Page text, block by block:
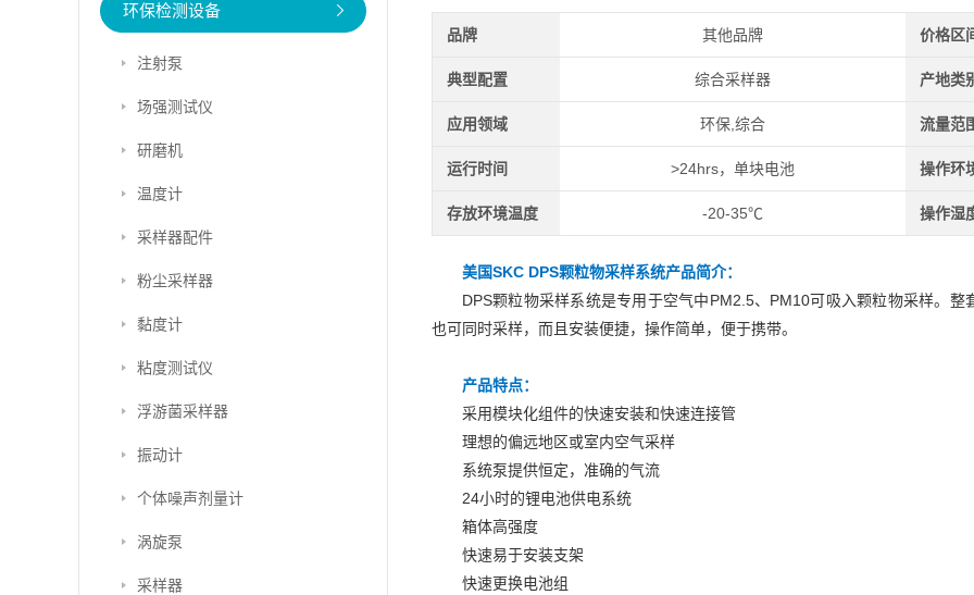
环保检测设备
注射泵
场强测试仪
研磨机
温度计
采样器配件
粉尘采样器
黏度计
粘度测试仪
浮游菌采样器
振动计
个体噪声剂量计
涡旋泵
采样器
品牌 其他品牌 价格区
典型配置 综合采样器 产地类
应用领域 环保,综合 流量范
运行时间 >24hrs，单块电池 操作环
存放环境温度 -20-35℃ 操作湿
美国SKC DPS颗粒物采样系统产品简介：
DPS颗粒物采样系统是专用于空气中PM2.5、PM10可吸入颗粒物采样。
也可同时采样，而且安装便捷，操作简单，便于携带。
产品特点：
采用模块化组件的快速安装和快速连接管
理想的偏远地区或室内空气采样
系统泵提供恒定，准确的气流
24小时的锂电池供电系统
箱体高强度
快速易于安装支架
快速更换电池组